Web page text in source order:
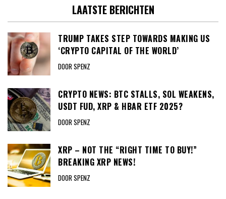
LAATSTE BERICHTEN
TRUMP TAKES STEP TOWARDS MAKING US
‘CRYPTO CAPITAL OF THE WORLD’
DOOR SPENZ
CRYPTO NEWS: BTC STALLS, SOL WEAKENS,
USDT FUD, XRP & HBAR ETF 2025?
DOOR SPENZ
XRP – NOT THE “RIGHT TIME TO BUY!”
BREAKING XRP NEWS!
DOOR SPENZ